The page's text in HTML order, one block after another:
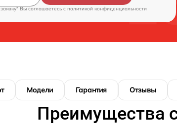
Вы соглашаетесь c политикой конфиденциальности
Модели Гарантия Отзывы
Преимущества